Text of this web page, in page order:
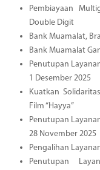
Pembiayaan
Double Digit
Bank Muamalat,
Bank Muamalat
Penutupan
1 Desember 2025
Kuatkan
Film “Hayya”
Penutupan
28 November 2025
Pengalihan
Penutupan